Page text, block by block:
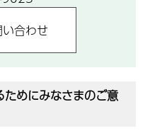
めにみなさまのご意